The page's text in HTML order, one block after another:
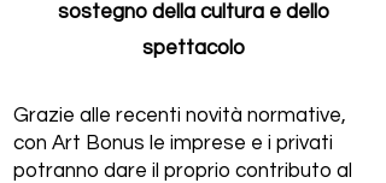
sostegno della cultura e dello
spettacolo
Grazie alle recenti novità normative,
con Art Bonus le imprese e i privati
potranno dare il proprio contributo al